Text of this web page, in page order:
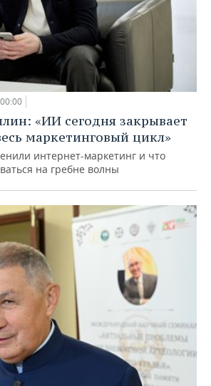
«ИИ сегодня закрывает
маркетинговый цикл»
интернет-маркетинг и что
на гребне волны